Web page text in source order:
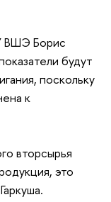
ВШЭ Борис
будут
поскольку
к
вторсырья
это